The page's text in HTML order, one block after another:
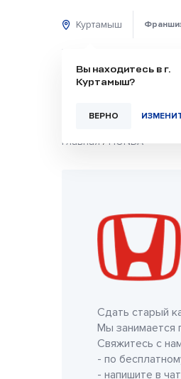
Куртамыш
Вы находитесь в г.
Куртамыш?
ВЕРНО
Главная / HONDA
Сдать старый
Мы занимается
Свяжитесь с
- по
- напишите в